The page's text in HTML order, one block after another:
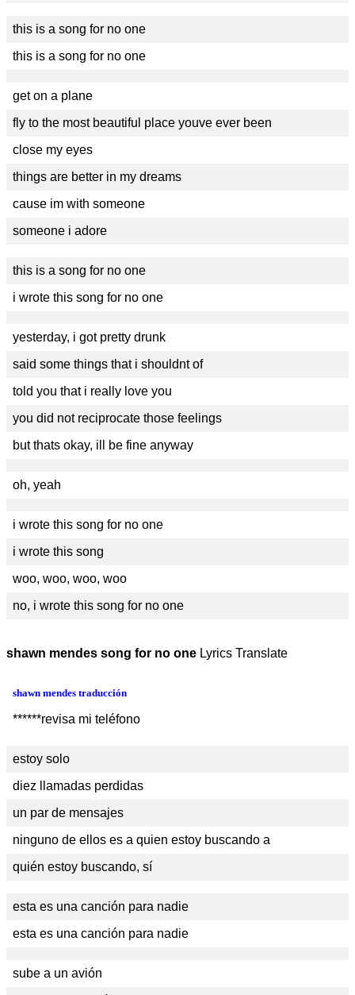
this is a song for no one
this is a song for no one
get on a plane
fly to the most beautiful place youve ever been
close my eyes
things are better in my dreams
cause im with someone
someone i adore
this is a song for no one
i wrote this song for no one
yesterday, i got pretty drunk
said some things that i shouldnt of
told you that i really love you
you did not reciprocate those feelings
but thats okay, ill be fine anyway
oh, yeah
i wrote this song for no one
i wrote this song
woo, woo, woo, woo
no, i wrote this song for no one
shawn mendes song for no one Lyrics Translate
shawn mendes traducción
******revisa mi teléfono
estoy solo
diez llamadas perdidas
un par de mensajes
ninguno de ellos es a quien estoy buscando a
quién estoy buscando, sí
esta es una canción para nadie
esta es una canción para nadie
sube a un avión